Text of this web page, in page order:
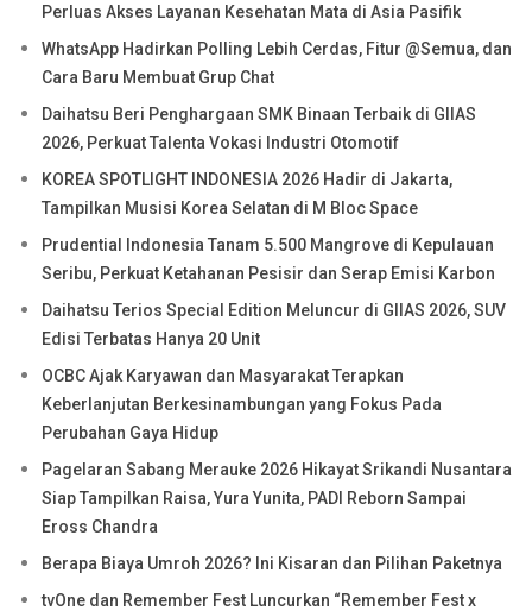
Perluas Akses Layanan Kesehatan Mata di Asia Pasifik
WhatsApp Hadirkan Polling Lebih Cerdas, Fitur @Semua, dan
Cara Baru Membuat Grup Chat
Daihatsu Beri Penghargaan SMK Binaan Terbaik di GIIAS
2026, Perkuat Talenta Vokasi Industri Otomotif
KOREA SPOTLIGHT INDONESIA 2026 Hadir di Jakarta,
Tampilkan Musisi Korea Selatan di M Bloc Space
Prudential Indonesia Tanam 5.500 Mangrove di Kepulauan
Seribu, Perkuat Ketahanan Pesisir dan Serap Emisi Karbon
Daihatsu Terios Special Edition Meluncur di GIIAS 2026, SUV
Edisi Terbatas Hanya 20 Unit
OCBC Ajak Karyawan dan Masyarakat Terapkan
Keberlanjutan Berkesinambungan yang Fokus Pada
Perubahan Gaya Hidup
Pagelaran Sabang Merauke 2026 Hikayat Srikandi Nusantara
Siap Tampilkan Raisa, Yura Yunita, PADI Reborn Sampai
Eross Chandra
Berapa Biaya Umroh 2026? Ini Kisaran dan Pilihan Paketnya
tvOne dan Remember Fest Luncurkan “Remember Fest x